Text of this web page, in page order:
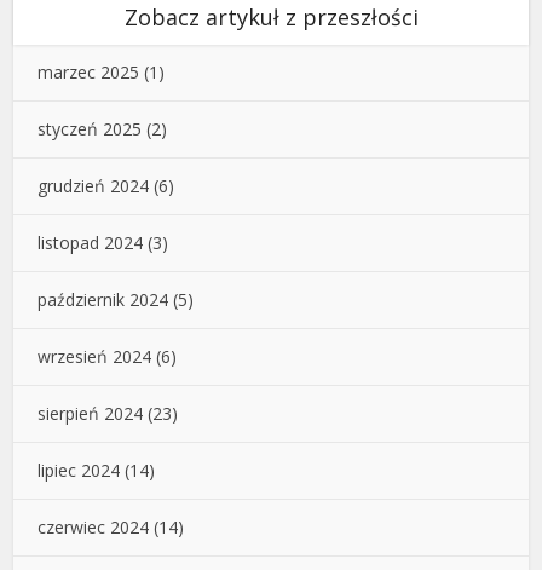
Zobacz artykuł z przeszłości
marzec 2025 (1)
styczeń 2025 (2)
grudzień 2024 (6)
listopad 2024 (3)
październik 2024 (5)
wrzesień 2024 (6)
sierpień 2024 (23)
lipiec 2024 (14)
czerwiec 2024 (14)